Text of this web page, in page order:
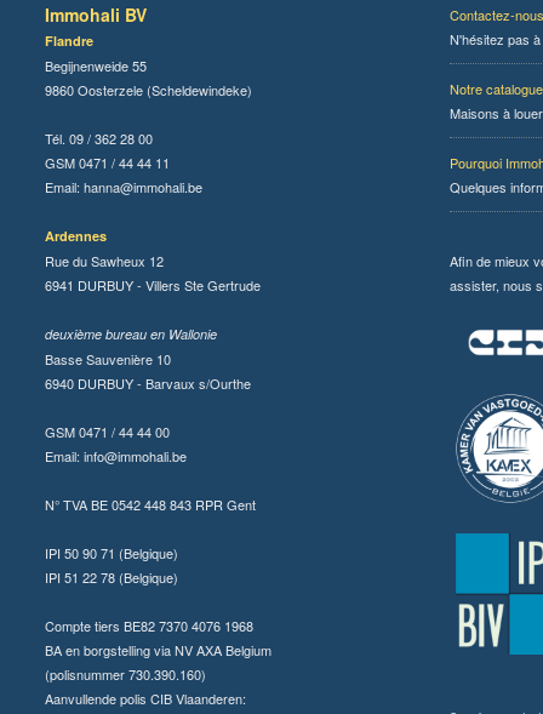
Immohali BV
Flandre
Begijnenweide 55
9860 Oosterzele (Scheldewindeke)
Tél. 09 / 362 28 00
GSM 0471 / 44 44 11
Email: hanna@immohali.be
Ardennes
Rue du Sawheux 12
6941 DURBUY - Villers Ste Gertrude
deuxième bureau en Wallonie
Basse Sauvenière 10
6940 DURBUY - Barvaux s/Ourthe
GSM 0471 / 44 44 00
Email: info@immohali.be
N° TVA BE 0542 448 843 RPR Gent
IPI 50 90 71 (Belgique)
IPI 51 22 78 (Belgique)
Compte tiers BE82 7370 4076 1968
BA en borgstelling via NV AXA Belgium
(polisnummer 730.390.160)
Aanvullende polis CIB Vlaanderen:
Contactez-nous
N'hésitez pas
Notre catalogue
Maisons à
Pourquoi
Quelques
Afin de mieux
assister, nous